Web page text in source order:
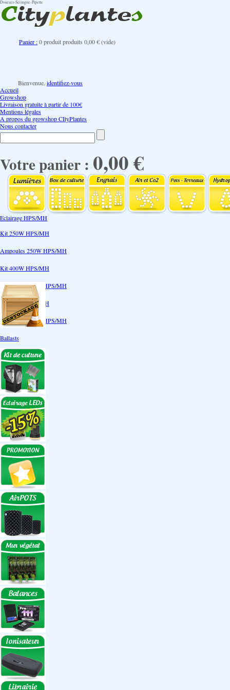
Doseurs-Seringue-Pipette
Panier :0produitproduits 0,00 €(vide)
Bienvenue, identifiez-vous
Accueil
Growshop
Livraison gratuite à partir de 100€
Mentions légales
A propos du growshop CItyPlantes
Nous contacter
Votre panier : 0,00 €
Eclairage HPS/MH
Kit 250W HPS/MH
Ampoules 250W HPS/MH
Kit 400W HPS/MH
Ampoules 400W HPS/MH
Kit 600W HPS/MH
Ampoules 600W HPS/MH
Ballasts
Réflecteurs
CoolTube
Accessoires
Eclairages LEDs
Eclairages ECO
Kits ECO
Ampoules ECO
Réflecteurs ECO
Réflecteurs
Accessoires
Box Discount
Box par marque
Hortibox
Homebox
Dark Room II
GrowLab
Box par taille
Box 40 cm
Box 60 cm
Box 80-90 cm
Box 120 cm